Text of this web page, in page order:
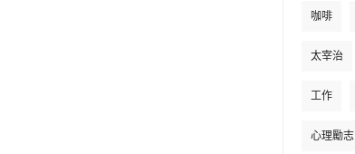
咖啡
太宰治
工作
心理勵志